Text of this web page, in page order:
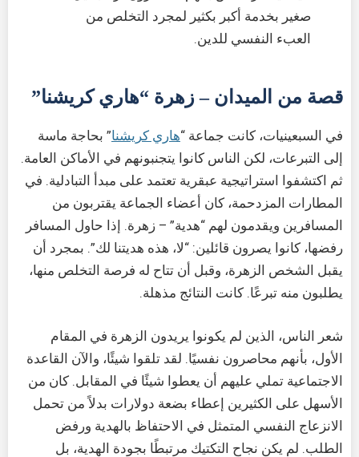
صغير بخدمة أكبر بكثير لمجرد التخلص من
العبء النفسي للدين.
قصة من الميدان – زهرة “هاري كريشنا”
في السبعينيات، كانت جماعة “هاري كريشنا” بحاجة ماسة
إلى التبرعات، لكن الناس كانوا يتجنبونهم في الأماكن العامة.
ثم اكتشفوا استراتيجية عبقرية تعتمد على مبدأ التبادلية. في
المطارات المزدحمة، كان أعضاء الجماعة يقتربون من
المسافرين ويقدمون لهم “هدية” – زهرة. إذا حاول المسافر
رفضها، كانوا يصرون قائلين: “لا، هذه هديتنا لك”. بمجرد أن
يقبل الشخص الزهرة، وقبل أن تتاح له فرصة التخلص منها،
يطلبون منه تبرعًا. كانت النتائج مذهلة.
شعر الناس، الذين لم يكونوا يريدون الزهرة في المقام
الأول، بأنهم محاصرون نفسيًا. لقد تلقوا شيئًا، والآن القاعدة
الاجتماعية تملي عليهم أن يعطوا شيئًا في المقابل. كان من
الأسهل على الكثيرين إعطاء بضعة دولارات بدلاً من تحمل
الانزعاج النفسي المتمثل في الاحتفاظ بالهدية ورفض
الطلب. لم يكن نجاح التكتيك مرتبطًا بجودة الهدية، بل